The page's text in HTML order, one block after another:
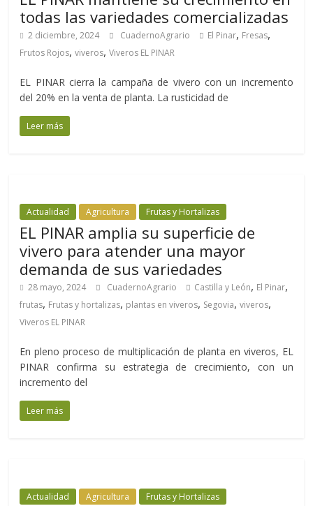
todas las variedades comercializadas
2 diciembre, 2024 CuadernoAgrario El Pinar, Fresas,
Frutos Rojos,viveros,Viveros EL PINAR
EL PINAR cierra la campaña de vivero con un incremento
del 20% en la venta de planta. La rusticidad de
Leer más
Actualidad Agricultura Frutas y Hortalizas
EL PINAR amplia su superficie de
vivero para atender una mayor
demanda de sus variedades
28 mayo, 2024 CuadernoAgrario Castilla y León, El Pinar,
frutas, Frutas y hortalizas, plantas en viveros, Segovia,viveros,
Viveros EL PINAR
En pleno proceso de multiplicación de planta en viveros, EL
PINAR confirma su estrategia de crecimiento, con un
incremento del
Leer más
Actualidad Agricultura Frutas y Hortalizas